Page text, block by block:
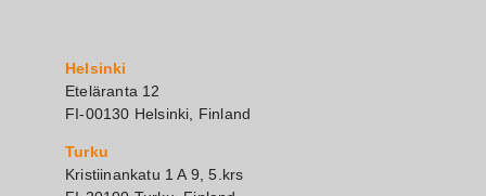
Helsinki
Eteläranta 12
FI-00130 Helsinki, Finland
Turku
Kristiinankatu 1 A 9, 5.krs